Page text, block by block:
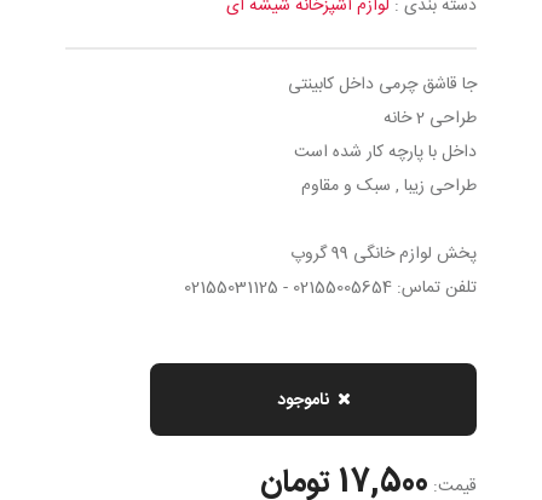
دسته بندی : لوازم آشپزخانه شیشه ای
جا قاشق چرمی داخل کابینتی
طراحی 2 خانه
داخل با پارچه کار شده است
طراحی زیبا , سبک و مقاوم
پخش لوازم خانگی 99 گروپ
تلفن تماس: 02155005654 - 02155031125
ناموجود
قیمت: 17,500 تومان